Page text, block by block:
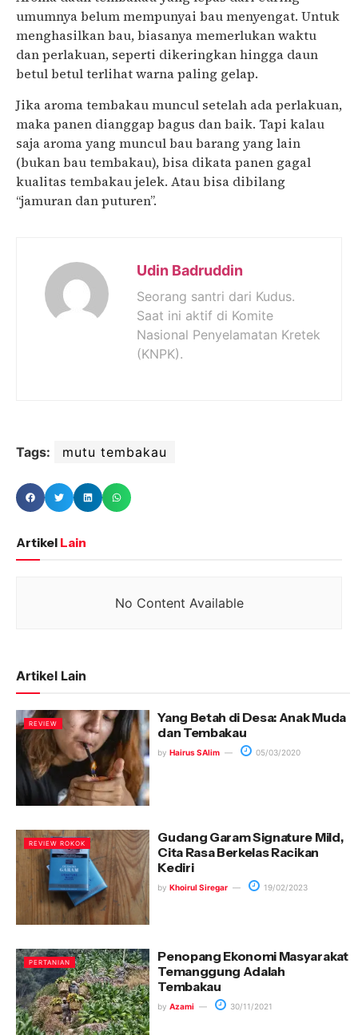
umumnya belum mempunyai bau menyengat. Untuk
menghasilkan bau, biasanya memerlukan waktu
dan perlakuan, seperti dikeringkan hingga daun
betul betul terlihat warna paling gelap.
Jika aroma tembakau muncul setelah ada perlakuan,
maka panen dianggap bagus dan baik. Tapi kalau
saja aroma yang muncul bau barang yang lain
(bukan bau tembakau), bisa dikata panen gagal
kualitas tembakau jelek. Atau bisa dibilang
“jamuran dan puturen”.
Udin Badruddin
Seorang santri dari Kudus.
Saat ini aktif di Komite
Nasional Penyelamatan Kretek
(KNPK).
Tags: mutu tembakau
Artikel Lain
No Content Available
Artikel Lain
REVIEW
Yang Betah di Desa: Anak Muda
dan Tembakau
by Hairus SAlim 05/03/2020
REVIEW ROKOK
Gudang Garam Signature Mild,
Cita Rasa Berkelas Racikan
Kediri
by Khoirul Siregar 19/02/2023
PERTANIAN
Penopang Ekonomi Masyarakat
Temanggung Adalah
Tembakau
by Azami 30/11/2021